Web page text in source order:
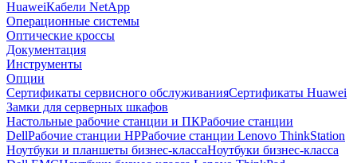
HuaweiКабели NetApp
Операционные системы
Оптические кроссы
Документация
Инструменты
Опции
Сертификаты сервисного обслуживанияСертификаты Huawei
Замки для серверных шкафов
Настольные рабочие станции и ПКРабочие станции
DellРабочие станции HPРабочие станции Lenovo ThinkStation
Ноутбуки и планшеты бизнес-классаНоутбуки бизнес-класса